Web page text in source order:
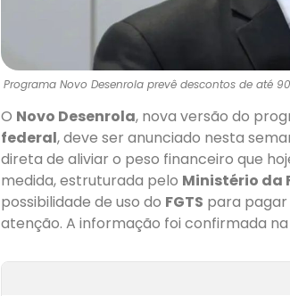
Programa Novo Desenrola prevê descontos de até
O Novo Desenrola, nova versão do
federal, deve ser anunciado nesta
direta de aliviar o peso financeiro que
medida, estruturada pelo Ministério da
possibilidade de uso do FGTS para pagar
atenção. A informação foi confirmada